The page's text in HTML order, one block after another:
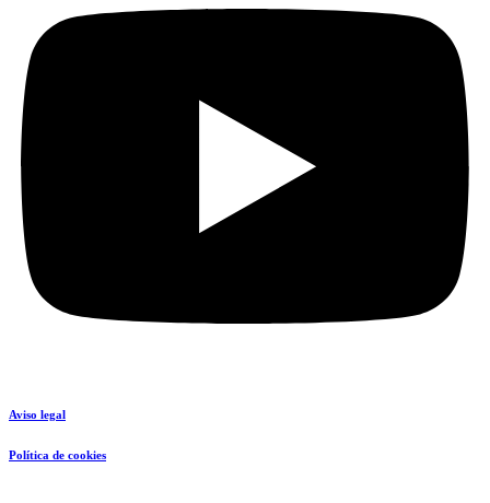
Aviso legal
Política de cookies